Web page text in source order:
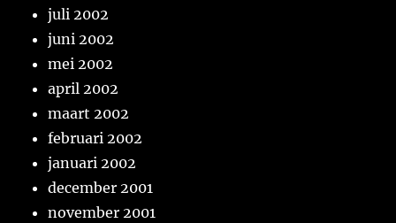
juli 2002
juni 2002
mei 2002
april 2002
maart 2002
februari 2002
januari 2002
december 2001
november 2001